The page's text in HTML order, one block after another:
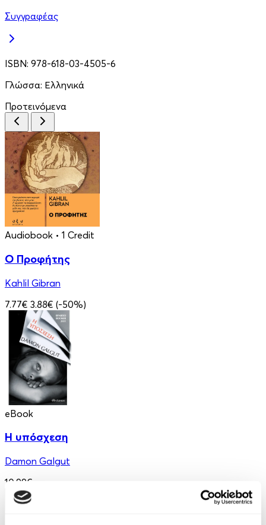
Συγγραφέας
ISBN: 978-618-03-4505-6
Γλώσσα: Ελληνικά
Προτεινόμενα
Audiobook • 1 Credit
Ο Προφήτης
Kahlil Gibran
7.77€ 3.88€ (-50%)
eBook
Η υπόσχεση
Damon Galgut
10.99€